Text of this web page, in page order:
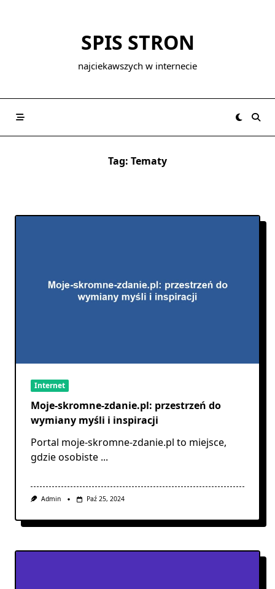
SPIS STRON
najciekawszych w internecie
Tag: Tematy
Internet
Moje-skromne-zdanie.pl: przestrzeń do
wymiany myśli i inspiracji
Portal moje-skromne-zdanie.pl to miejsce,
gdzie osobiste ...
Admin Paź 25, 2024